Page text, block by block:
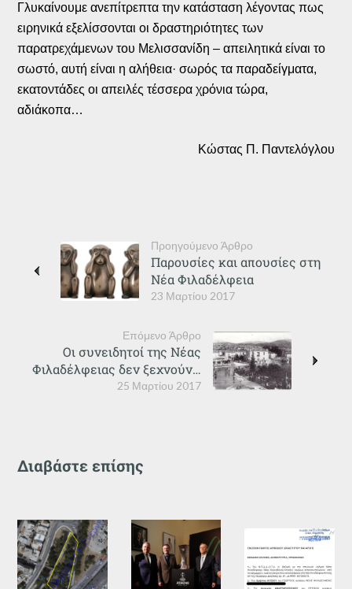
Γλυκαίνουμε ανεπίτρεπτα την κατάσταση λέγοντας πως
ειρηνικά εξελίσσονται οι δραστηριότητες των
παρατρεχάμενων του Μελισσανίδη – απειλητικά είναι το
σωστό, αυτή είναι η αλήθεια· σωρός τα παραδείγματα,
εκατοντάδες οι απειλές τέσσερα χρόνια τώρα,
αδιάκοπα…
Κώστας Π. Παντελόγλου
Προηγούμενο Άρθρο
23 Μαρτίου 2017
Παρουσίες και απουσίες στη
Νέα Φιλαδέλφεια
Επόμενο Άρθρο
25 Μαρτίου 2017
Οι συνειδητοί της Νέας
Φιλαδέλφειας δεν ξεχνούν…
Διαβάστε επίσης